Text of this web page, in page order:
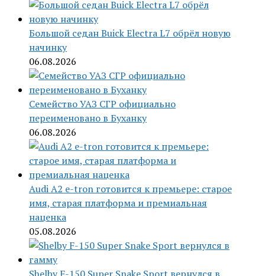
Большой седан Buick Electra L7 обрёл новую
начинку
06.08.2026
Семейство УАЗ СГР официально
переименовано в Буханку
06.08.2026
Audi A2 e-tron готовится к премьере: старое
имя, старая платформа и премиальная
наценка
05.08.2026